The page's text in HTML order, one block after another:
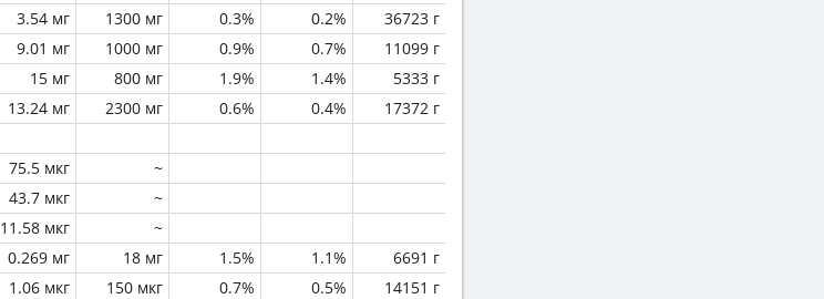
3.54 мг 1300 мг 0.3% 0.2%
36723 г
9.01 мг 1000 мг 0.9% 0.7%
11099 г
15 мг 800 мг 1.9% 1.4%
5333 г
13.24 мг 2300 мг 0.6% 0.4% 17372 г
75.5 мкг
~
43.7 мкг
~
11.58 мкг
~
0.269 мг 18 мг 1.5% 1.1%
6691 г
1.06 мкг 150 мкг 0.7% 0.5%
14151 г